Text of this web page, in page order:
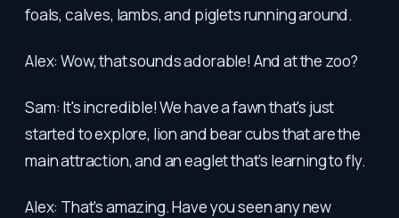
foals, calves, lambs, and piglets running around.
Alex: Wow, that sounds adorable! And at the zoo?
Sam: It's incredible! We have a fawn that's just
started to explore, lion and bear cubs that are the
main attraction, and an eaglet that’s learning to fly.
Alex: That's amazing. Have you seen any new